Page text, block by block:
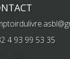
4 93 99 53 35